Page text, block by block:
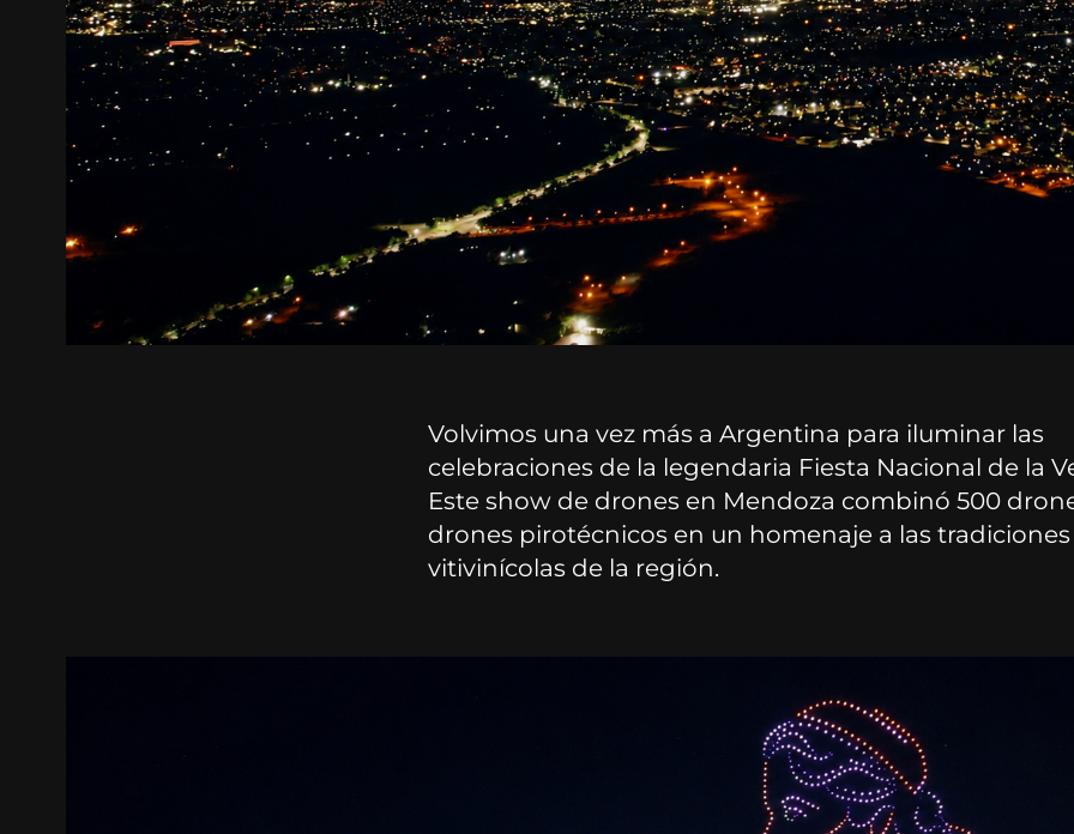
Volvimos una vez más a Argentina para iluminar las
celebraciones de la legendaria Fiesta Nacional de la
Este show de drones en Mendoza combinó 500
drones pirotécnicos en un homenaje a las tradiciones
vitivinícolas de la región.